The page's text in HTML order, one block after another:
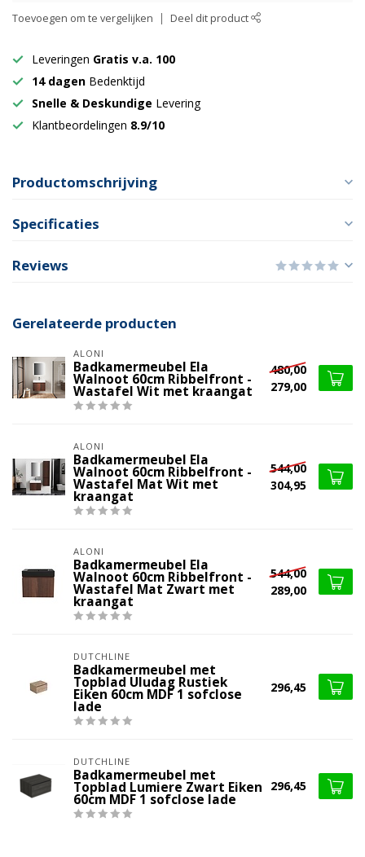
Toevoegen om te vergelijken Deel dit product
Leveringen Gratis v.a. 100
14 dagen Bedenktijd
Snelle & Deskundige Levering
Klantbeordelingen 8.9/10
Productomschrijving
Specificaties
Reviews
Gerelateerde producten
ALONI
Badkamermeubel Ela
Walnoot 60cm Ribbelfront -
Wastafel Wit met kraangat
480,00
279,00
ALONI
Badkamermeubel Ela
Walnoot 60cm Ribbelfront -
Wastafel Mat Wit met
kraangat
544,00
304,95
ALONI
Badkamermeubel Ela
Walnoot 60cm Ribbelfront -
Wastafel Mat Zwart met
kraangat
544,00
289,00
DUTCHLINE
Badkamermeubel met
Topblad Uludag Rustiek
Eiken 60cm MDF 1 sofclose
lade
296,45
DUTCHLINE
Badkamermeubel met
Topblad Lumiere Zwart Eiken
60cm MDF 1 sofclose lade
296,45